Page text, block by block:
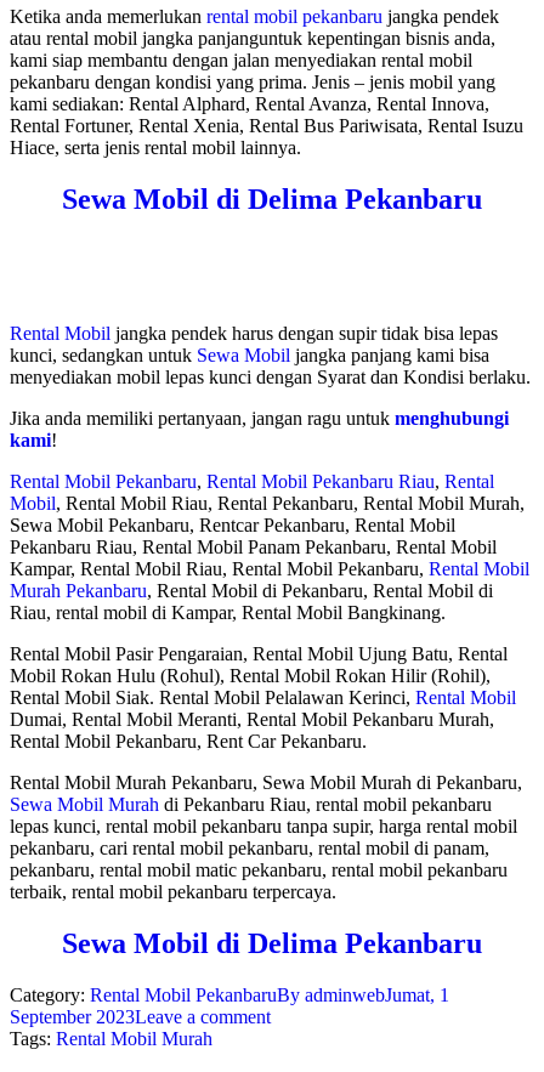
Ketika anda memerlukan rental mobil pekanbaru jangka pendek
atau rental mobil jangka panjanguntuk kepentingan bisnis anda,
kami siap membantu dengan jalan menyediakan rental mobil
pekanbaru dengan kondisi yang prima. Jenis – jenis mobil yang
kami sediakan: Rental Alphard, Rental Avanza, Rental Innova,
Rental Fortuner, Rental Xenia, Rental Bus Pariwisata, Rental Isuzu
Hiace, serta jenis rental mobil lainnya.
Sewa Mobil di Delima Pekanbaru
Rental Mobil jangka pendek harus dengan supir tidak bisa lepas
kunci, sedangkan untuk Sewa Mobil jangka panjang kami bisa
menyediakan mobil lepas kunci dengan Syarat dan Kondisi berlaku.
Jika anda memiliki pertanyaan, jangan ragu untuk menghubungi
kami!
Rental Mobil Pekanbaru, Rental Mobil Pekanbaru Riau, Rental
Mobil, Rental Mobil Riau, Rental Pekanbaru, Rental Mobil Murah,
Sewa Mobil Pekanbaru, Rentcar Pekanbaru, Rental Mobil
Pekanbaru Riau, Rental Mobil Panam Pekanbaru, Rental Mobil
Kampar, Rental Mobil Riau, Rental Mobil Pekanbaru, Rental Mobil
Murah Pekanbaru, Rental Mobil di Pekanbaru, Rental Mobil di
Riau, rental mobil di Kampar, Rental Mobil Bangkinang.
Rental Mobil Pasir Pengaraian, Rental Mobil Ujung Batu, Rental
Mobil Rokan Hulu (Rohul), Rental Mobil Rokan Hilir (Rohil),
Rental Mobil Siak. Rental Mobil Pelalawan Kerinci, Rental Mobil
Dumai, Rental Mobil Meranti, Rental Mobil Pekanbaru Murah,
Rental Mobil Pekanbaru, Rent Car Pekanbaru.
Rental Mobil Murah Pekanbaru, Sewa Mobil Murah di Pekanbaru,
Sewa Mobil Murah di Pekanbaru Riau, rental mobil pekanbaru
lepas kunci, rental mobil pekanbaru tanpa supir, harga rental mobil
pekanbaru, cari rental mobil pekanbaru, rental mobil di panam,
pekanbaru, rental mobil matic pekanbaru, rental mobil pekanbaru
terbaik, rental mobil pekanbaru terpercaya.
Sewa Mobil di Delima Pekanbaru
Category: Rental Mobil PekanbaruBy adminwebJumat, 1
September 2023Leave a comment
Tags: Rental Mobil Murah